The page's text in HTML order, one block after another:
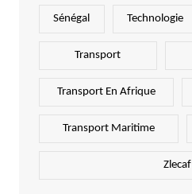
Sénégal Technologie
Transport
Transport En Afrique
Transport Maritime
Zlecaf